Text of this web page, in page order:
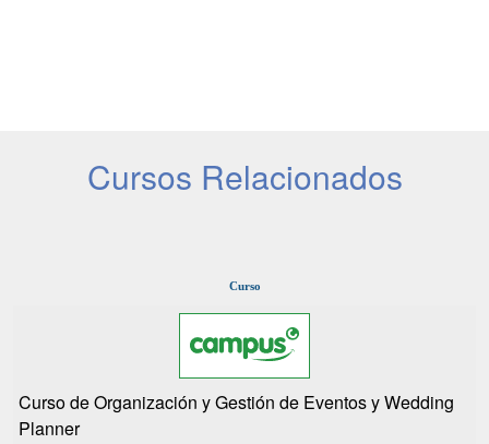
Cursos Relacionados
Curso
Curso de Organización y Gestión de Eventos y Wedding
Planner